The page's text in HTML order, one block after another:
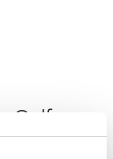
Golf
Todos los Eventos